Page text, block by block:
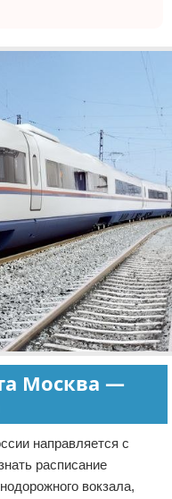
Москва —
направляется с
расписание
вокзала,